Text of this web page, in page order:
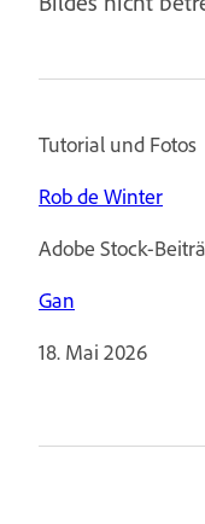
Tutorial und Fotos
Rob de Winter
Adobe Stock-
Gan
18. Mai 2026